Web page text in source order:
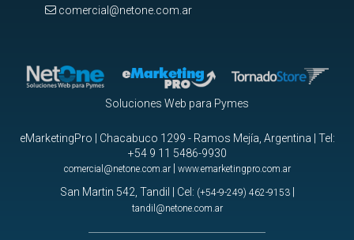
comercial@netone.com.ar
Soluciones Web para Pymes
eMarketingPro | Chacabuco 1299 - Ramos Mejía, Argentina | Tel:
+54 9 11 5486-9930
comercial@netone.com.ar| www.emarketingpro.com.ar
San Martin 542, Tandil | Cel: (+54-9-249) 462-9153|
tandil@netone.com.ar